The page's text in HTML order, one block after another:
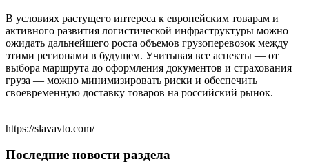
В условиях растущего интереса к европейским товарам и
активного развития логистической инфраструктуры можно
ожидать дальнейшего роста объемов грузоперевозок между
этими регионами в будущем. Учитывая все аспекты — от
выбора маршрута до оформления документов и страхования
груза — можно минимизировать риски и обеспечить
своевременную доставку товаров на российский рынок.
https://slavavto.com/
Последние новости раздела